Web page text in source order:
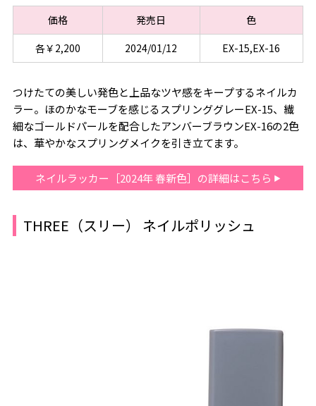
価格 発売日
色
各￥2,200
2024/01/12 EX-15,EX-16
つけたての美しい発色と上品なツヤ感をキープするネイルカ
ラー。ほのかなモーブを感じるスプリンググレーEX-15、繊
細なゴールドパールを配合したアンバーブラウンEX-16の2色
は、華やかなスプリングメイクを引き立てます。
ネイルラッカー［2024年 春新色］の詳細はこちら
THREE（スリー） ネイルポリッシュ